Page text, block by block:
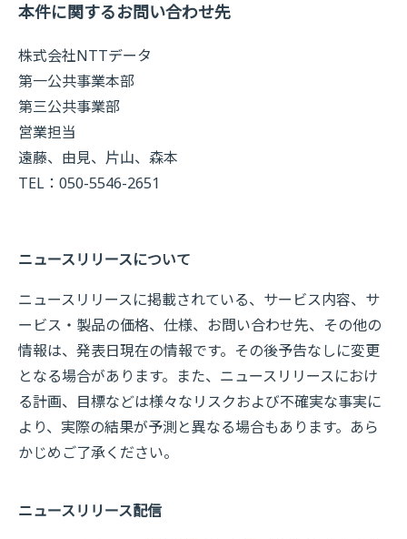
本件に関するお問い合わせ先
株式会社NTTデータ
第一公共事業本部
第三公共事業部
営業担当
遠藤、由見、片山、森本
TEL：050-5546-2651
ニュースリリースについて
ニュースリリースに掲載されている、サービス内容、サ
ービス・製品の価格、仕様、お問い合わせ先、その他の
情報は、発表日現在の情報です。その後予告なしに変更
となる場合があります。また、ニュースリリースにおけ
る計画、目標などは様々なリスクおよび不確実な事実に
より、実際の結果が予測と異なる場合もあります。あら
かじめご了承ください。
ニュースリリース配信